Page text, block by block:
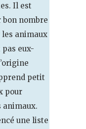
Il est
bon nombre
les animaux
eux-
petit
pour
animaux.
une liste